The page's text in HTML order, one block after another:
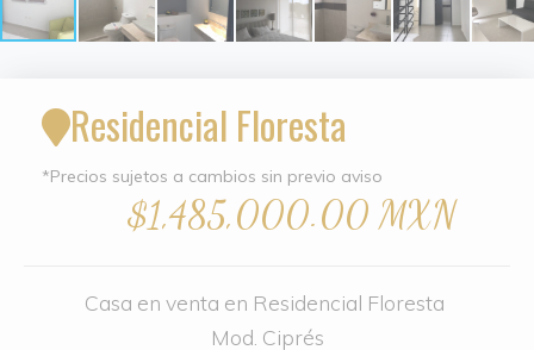
Residencial Floresta
*Precios sujetos a cambios sin previo aviso
$1,485,000.00 MXN
Casa en venta en Residencial Floresta
Mod. Ciprés